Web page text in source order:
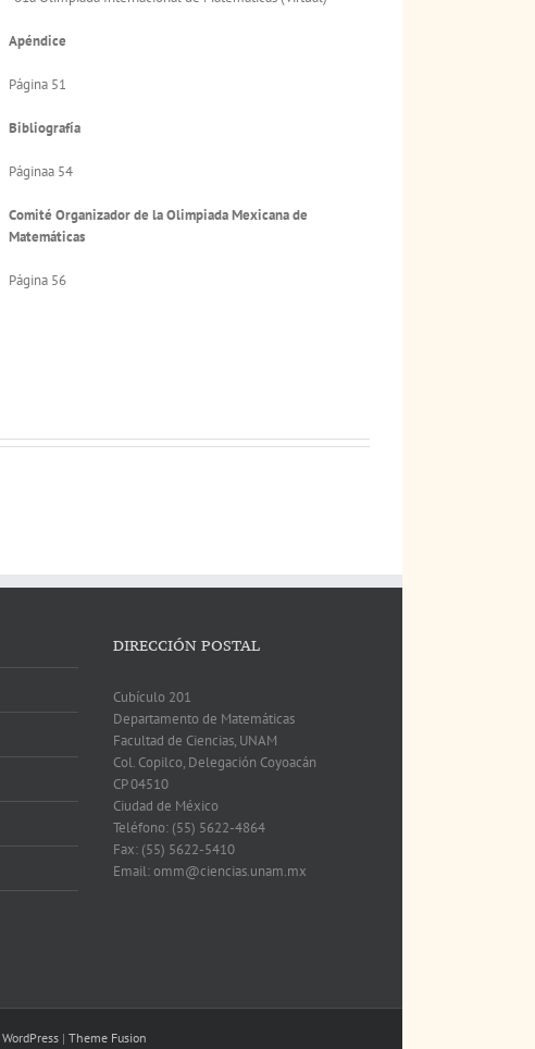
Apéndice
Página 51
Bibliografía
Páginaa 54
Comité Organizador de la Olimpiada Mexicana de
Matemáticas
Página 56
DIRECCIÓN POSTAL
Cubículo 201
Departamento de Matemáticas
Facultad de Ciencias, UNAM
Col. Copilco, Delegación Coyoacán
CP 04510
Ciudad de México
Teléfono: (55) 5622-4864
Fax: (55) 5622-5410
Email: omm@ciencias.unam.mx
WordPress| Theme Fusion